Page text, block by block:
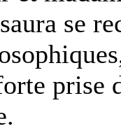
se
prise